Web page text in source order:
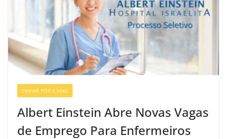
ENVIAR POR E-MAIL
Albert Einstein Abre Novas Vagas
de Emprego Para Enfermeiros